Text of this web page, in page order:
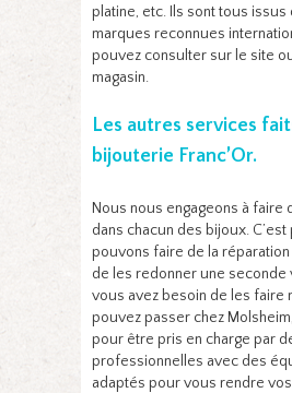
platine, etc. Ils sont tous issus
marques reconnues
pouvez consulter sur le site
magasin.
Les autres services
bijouterie Franc’Or.
Nous nous engageons à faire
dans chacun des bijoux.
pouvons faire de la
de les redonner une seconde
vous avez besoin de les faire
pouvez passer chez
pour être pris en charge par
professionnelles avec des
adaptés pour vous rendre